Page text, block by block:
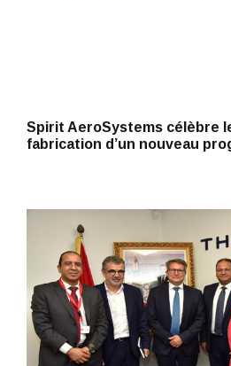
Spirit AeroSystems célèbre
fabrication d’un nouveau